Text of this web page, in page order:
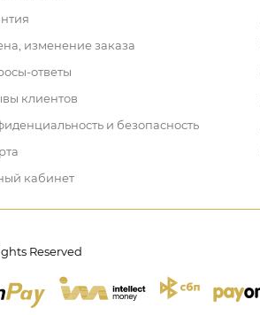
изменение заказа
ответы
клиентов
и безопасность
кабинет
Reserved